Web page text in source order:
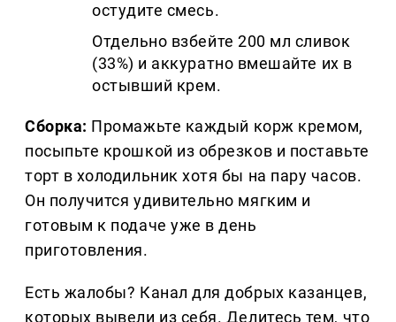
остудите смесь.
Отдельно взбейте 200 мл сливок
(33%) и аккуратно вмешайте их в
остывший крем.
Сборка: Промажьте каждый корж кремом,
посыпьте крошкой из обрезков и поставьте
торт в холодильник хотя бы на пару часов.
Он получится удивительно мягким и
готовым к подаче уже в день
приготовления.
Есть жалобы? Канал для добрых казанцев,
которых вывели из себя. Делитеcь тем, что